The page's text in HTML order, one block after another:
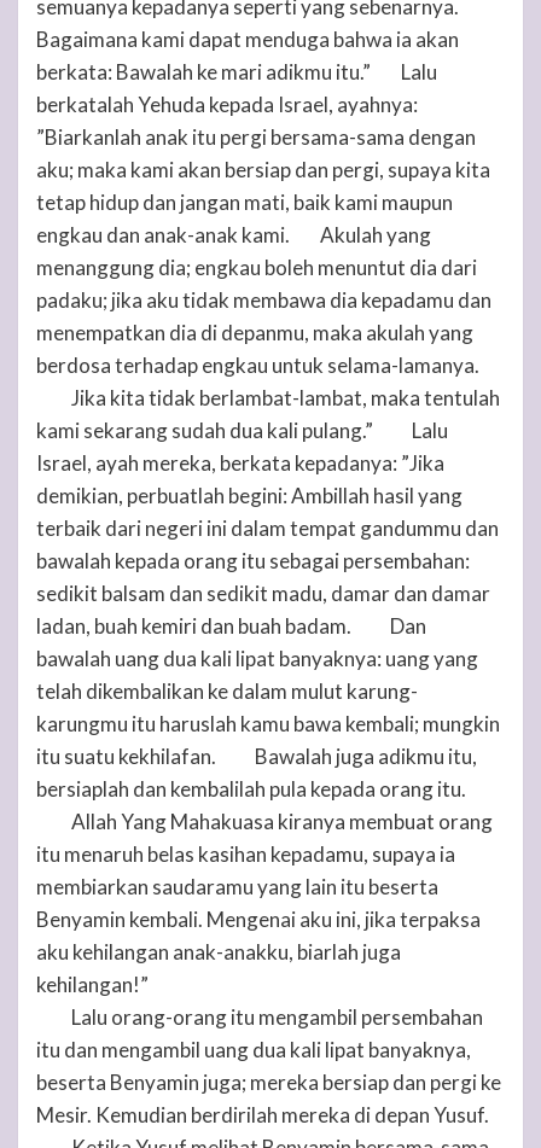
semuanya kepadanya seperti yang sebenarnya.
Bagaimana kami dapat menduga bahwa ia akan
berkata: Bawalah ke mari adikmu itu.”
Lalu
berkatalah Yehuda kepada Israel, ayahnya:
”Biarkanlah anak itu pergi bersama-sama dengan
aku; maka kami akan bersiap dan pergi, supaya kita
tetap hidup dan jangan mati, baik kami maupun
engkau dan anak-anak kami.
Akulah yang
menanggung dia; engkau boleh menuntut dia dari
padaku; jika aku tidak membawa dia kepadamu dan
menempatkan dia di depanmu, maka akulah yang
berdosa terhadap engkau untuk selama-lamanya.
Jika kita tidak berlambat-lambat, maka tentulah
kami sekarang sudah dua kali pulang.”
Lalu
Israel, ayah mereka, berkata kepadanya: ”Jika
demikian, perbuatlah begini: Ambillah hasil yang
terbaik dari negeri ini dalam tempat gandummu dan
bawalah kepada orang itu sebagai persembahan:
sedikit balsam dan sedikit madu, damar dan damar
ladan, buah kemiri dan buah badam.
Dan
bawalah uang dua kali lipat banyaknya: uang yang
telah dikembalikan ke dalam mulut karung-
karungmu itu haruslah kamu bawa kembali; mungkin
itu suatu kekhilafan.
Bawalah juga adikmu itu,
bersiaplah dan kembalilah pula kepada orang itu.
Allah Yang Mahakuasa kiranya membuat orang
itu menaruh belas kasihan kepadamu, supaya ia
membiarkan saudaramu yang lain itu beserta
Benyamin kembali. Mengenai aku ini, jika terpaksa
aku kehilangan anak-anakku, biarlah juga
kehilangan!”
Lalu orang-orang itu mengambil persembahan
itu dan mengambil uang dua kali lipat banyaknya,
beserta Benyamin juga; mereka bersiap dan pergi ke
Mesir. Kemudian berdirilah mereka di depan Yusuf.